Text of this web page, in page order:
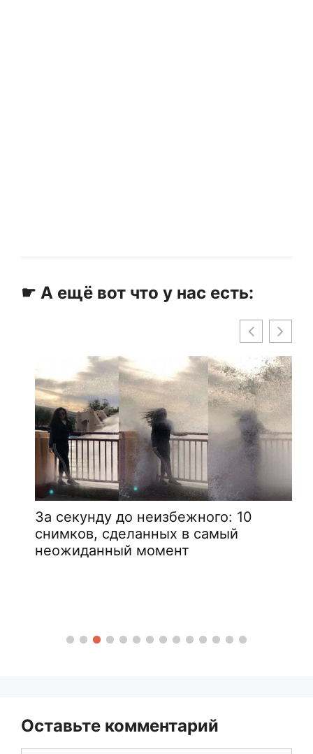
☛ А ещё вот что у нас есть:
За секунду до неизбежного: 10
снимков, сделанных в самый
неожиданный момент
Оставьте комментарий